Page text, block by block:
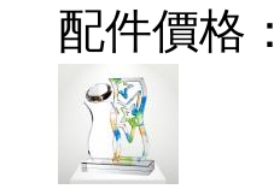
配件價格：